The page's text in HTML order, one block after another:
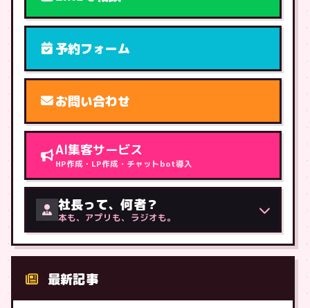
予約フォーム
お問い合わせ
AI集客サービス
HP作成・LP作成・チャットbot導入
社長って、何者？
本も、アプリも、ラジオも。
最新記事